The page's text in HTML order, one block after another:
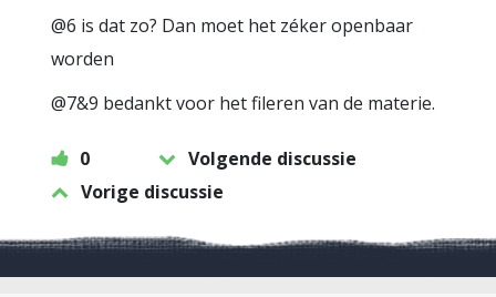
@6 is dat zo? Dan moet het zéker openbaar
worden
@7&9 bedankt voor het fileren van de materie.
0
Volgende discussie
Vorige discussie